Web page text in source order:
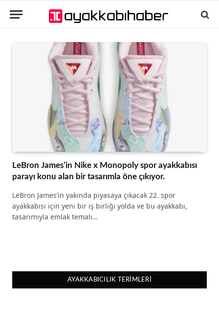
LeBron James’in Nike x Monopoly spor ayakkabısı
parayı konu alan bir tasarımla öne çıkıyor.
LeBron James’in yakında piyasaya çıkacak 22. spor
ayakkabısı için yeni bir iş birliği yolda ve bu ayakkabı,
tasarımıyla emlak temalı…
AYAKKABICILIK TERIMLERI